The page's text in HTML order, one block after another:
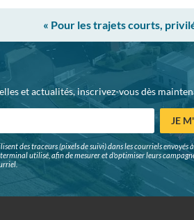
« Pour les trajets courts,
et actualités, inscrivez-vous dès
JE
des traceurs (pixels de suivi) dans les courriels envoyés à
utilisé, afin de mesurer et d'optimiser leurs